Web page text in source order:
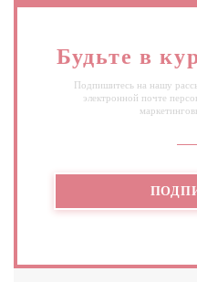
Будьте в
Подпишитесь на нашу
электронной почте